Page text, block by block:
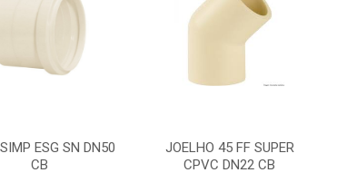
ESG SN DN50
CB
JOELHO 45 FF SUPER
CPVC DN22 CB